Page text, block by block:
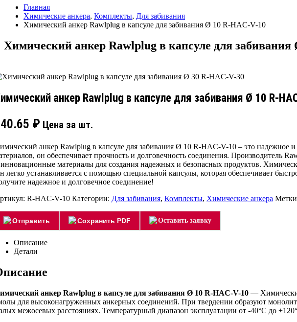
Главная
Химические анкера, Комплекты, Для забивания
Химический анкер Rawlplug в капсуле для забивания Ø 10 R-HAC-V-10
Химический анкер Rawlplug в капсуле для
анкер Rawlplug в капсуле для забивания Ø 10 R-
₽ Цена за шт.
анкер Rawlplug в капсуле для забивания Ø 10 R-HAC-V-10 – это надежное
он обеспечивает прочность и долговечность соединения. Производитель
материалы для создания надежных и безопасных продуктов.
легко устанавливается с помощью специальной капсулы, которая обеспечивает
надежное и долговечное соединение!
R-HAC-V-10 Категории: Для забивания, Комплекты, Химические анкера
Отправить Сохранить PDF Оставить заявку
Описание
Детали
анкер Rawlplug в капсуле для забивания Ø 10 R-HAC-V-10 —
для высоконагруженных анкерных соединений. При твердении образуют
межосевых расстояниях. Температурный диапазон эксплуатации от -40°C до